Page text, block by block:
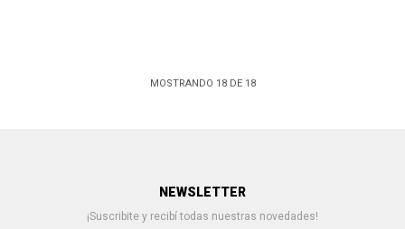
MOSTRANDO 18DE 18
NEWSLETTER
¡Suscribite y recibí todas nuestras novedades!